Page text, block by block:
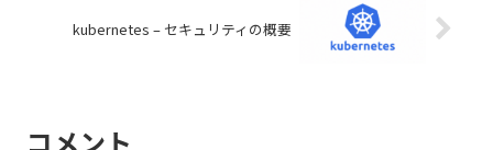
kubernetes – セキュリティの概要
コメント